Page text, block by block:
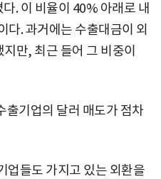
. 이 비율이 40% 아래로 내
다. 과거에는 수출대금이 외
만, 최근 들어 그 비중이
출기업의 달러 매도가 점차
업들도 가지고 있는 외환을